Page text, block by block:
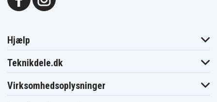
Hjælp
Teknikdele.dk
Virksomhedsoplysninger